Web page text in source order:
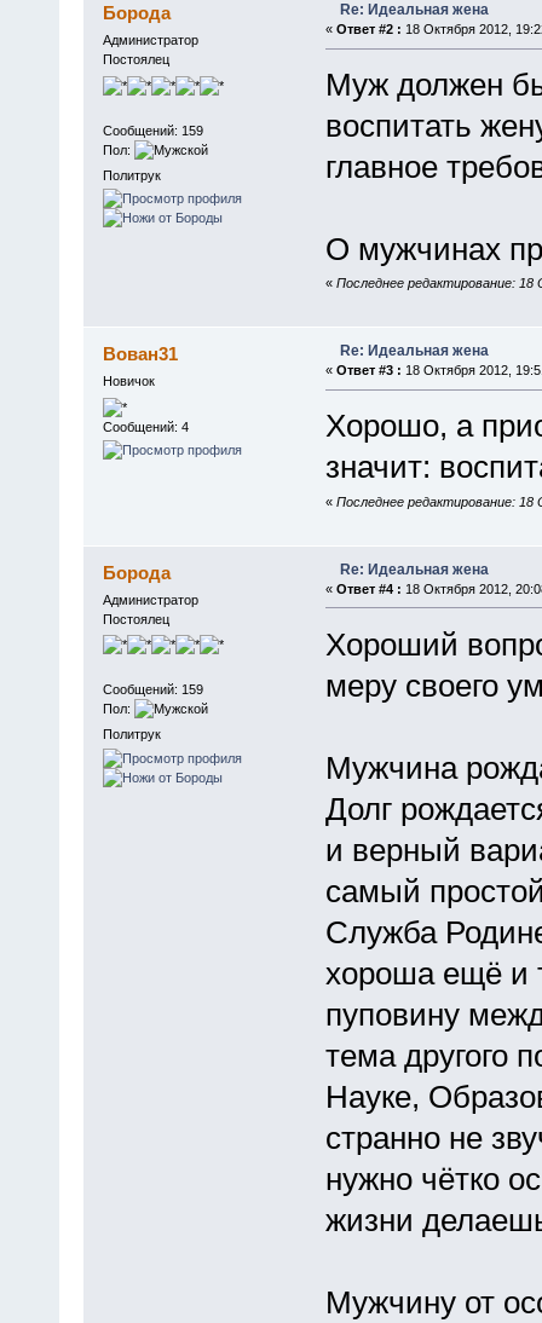
Борода
Администратор
Постоялец
Сообщений: 159
Пол:
Политрук
Re: Идеальная жена
« Ответ #2 : 18 Октября 2012,
Муж должен
воспитать
главное
О мужчинах
« Последнее редактирование:
Вован31
Новичок
Сообщений: 4
Re: Идеальная жена
« Ответ #3 : 18 Октября 2012,
Хорошо, а
значит:
« Последнее редактирование:
Борода
Администратор
Постоялец
Сообщений: 159
Пол:
Политрук
Re: Идеальная жена
« Ответ #4 : 18 Октября 2012,
Хороший
меру своего
Мужчина
Долг
и верный
самый
Служба
хороша ещё и
пуповину
тема другого
Науке,
странно не
нужно чётко
жизни
Мужчину от